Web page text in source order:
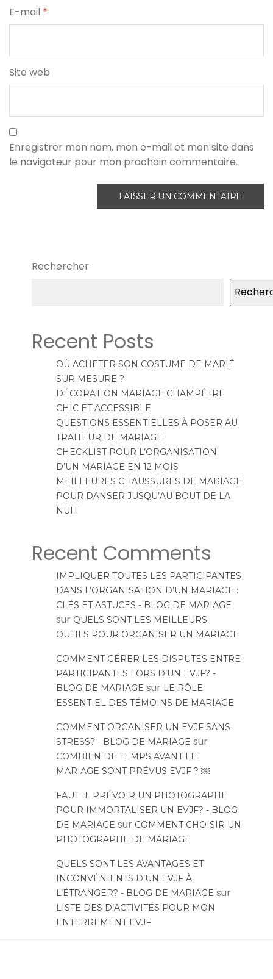
E-mail *
Site web
Enregistrer mon nom, mon e-mail et mon site dans
le navigateur pour mon prochain commentaire.
Rechercher
Recent Posts
OÙ ACHETER SON COSTUME DE MARIÉ
SUR MESURE ?
DÉCORATION MARIAGE CHAMPÊTRE
CHIC ET ACCESSIBLE
QUESTIONS ESSENTIELLES À POSER AU
TRAITEUR DE MARIAGE
CHECKLIST POUR L’ORGANISATION
D’UN MARIAGE EN 12 MOIS
MEILLEURES CHAUSSURES DE MARIAGE
POUR DANSER JUSQU’AU BOUT DE LA
NUIT
Recent Comments
IMPLIQUER TOUTES LES PARTICIPANTES
DANS L’ORGANISATION D’UN MARIAGE :
CLÉS ET ASTUCES - BLOG DE MARIAGE
sur QUELS SONT LES MEILLEURS
OUTILS POUR ORGANISER UN MARIAGE
COMMENT GÉRER LES DISPUTES ENTRE
PARTICIPANTES LORS D’UN EVJF? -
BLOG DE MARIAGE sur LE RÔLE
ESSENTIEL DES TÉMOINS DE MARIAGE
COMMENT ORGANISER UN EVJF SANS
STRESS? - BLOG DE MARIAGE sur
COMBIEN DE TEMPS AVANT LE
MARIAGE SONT PRÉVUS EVJF ? ￼
FAUT IL PRÉVOIR UN PHOTOGRAPHE
POUR IMMORTALISER UN EVJF? - BLOG
DE MARIAGE sur COMMENT CHOISIR UN
PHOTOGRAPHE DE MARIAGE
QUELS SONT LES AVANTAGES ET
INCONVÉNIENTS D’UN EVJF À
L’ÉTRANGER? - BLOG DE MARIAGE sur
LISTE DES D’ACTIVITÉS POUR MON
ENTERREMENT EVJF